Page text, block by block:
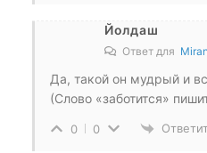
Йолдаш
Ответ для Miran
Да, такой он мудрый и
(Слово «заботится»
0 0